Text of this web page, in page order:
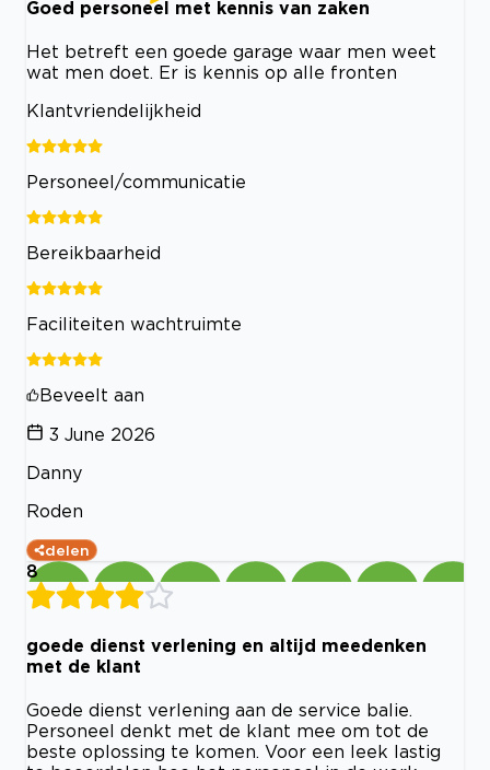
Goed personeel met kennis van zaken
Het betreft een goede garage waar men weet
wat men doet. Er is kennis op alle fronten
Klantvriendelijkheid
Personeel/communicatie
Bereikbaarheid
Faciliteiten wachtruimte
Beveelt aan
3 June 2026
Danny
Roden
delen
8
goede dienst verlening en altijd meedenken
met de klant
Goede dienst verlening aan de service balie.
Personeel denkt met de klant mee om tot de
beste oplossing te komen. Voor een leek lastig